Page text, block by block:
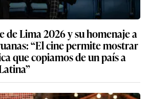
de Lima 2026 y su homenaje a
“El cine permite mostrar
que copiamos de un país a